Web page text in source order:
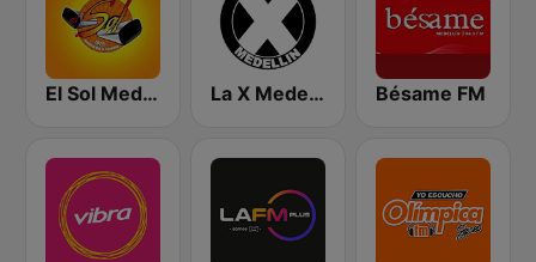
El Sol Medellín La X Medellín Bésame FM